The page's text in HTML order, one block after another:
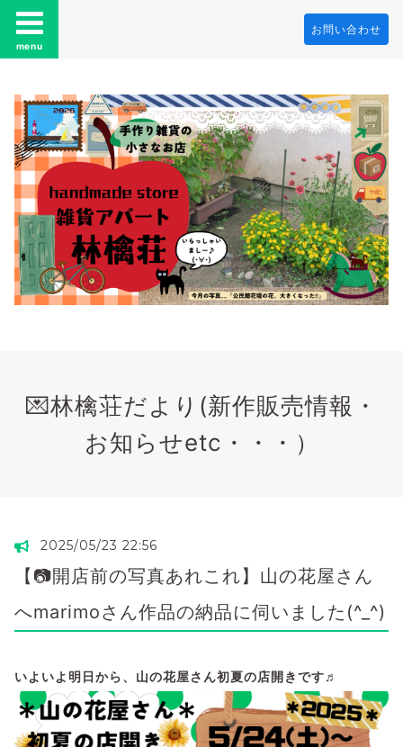
menu
お問い合わせ
💌林檎荘だより(新作販売情報・
お知らせetc・・・）
2025/05/23 22:56
【📷開店前の写真あれこれ】山の花屋さん
へmarimoさん作品の納品に伺いました(^_^)
いよいよ明日から、山の花屋さん初夏の店開きです♬